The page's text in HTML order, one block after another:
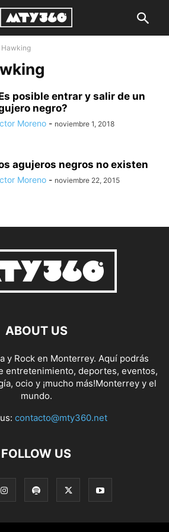
Hawking
posible entrar y salir de un
negro?
Moreno - noviembre 1, 2018
agujeros negros no existen
Moreno - noviembre 22, 2015
ABOUT US
y Rock en Monterrey. Aquí podrás
entretenimiento, deportes, eventos,
ocio y ¡mucho más!Monterrey y el
mundo.
contacto@mty360.net
FOLLOW US